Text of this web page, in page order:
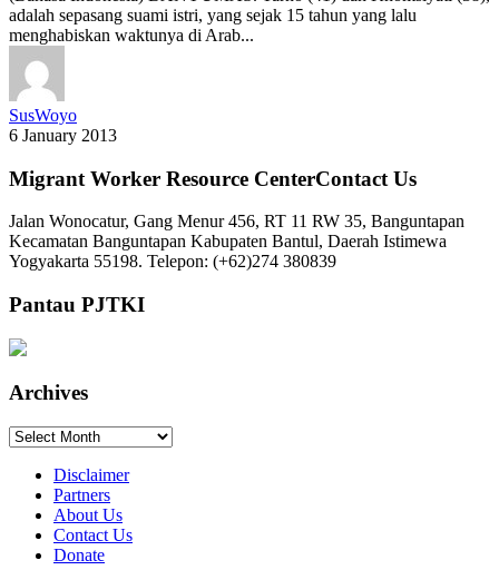
adalah sepasang suami istri, yang sejak 15 tahun yang lalu
menghabiskan waktunya di Arab...
SusWoyo
6 January 2013
Migrant Worker Resource CenterContact Us
Jalan Wonocatur, Gang Menur 456, RT 11 RW 35, Banguntapan
Kecamatan Banguntapan Kabupaten Bantul, Daerah Istimewa
Yogyakarta 55198. Telepon: (+62)274 380839
Pantau PJTKI
Archives
Archives
Disclaimer
Partners
About Us
Contact Us
Donate